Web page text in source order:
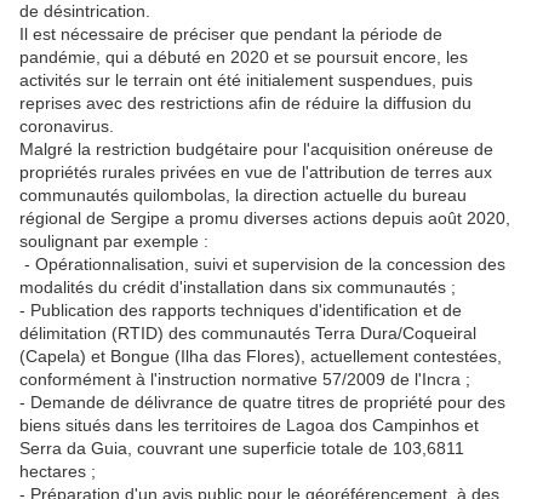
de désintrication.
Il est nécessaire de préciser que pendant la période de
pandémie, qui a débuté en 2020 et se poursuit encore, les
activités sur le terrain ont été initialement suspendues, puis
reprises avec des restrictions afin de réduire la diffusion du
coronavirus.
Malgré la restriction budgétaire pour l'acquisition onéreuse de
propriétés rurales privées en vue de l'attribution de terres aux
communautés quilombolas, la direction actuelle du bureau
régional de Sergipe a promu diverses actions depuis août 2020,
soulignant par exemple :
- Opérationnalisation, suivi et supervision de la concession des
modalités du crédit d'installation dans six communautés ;
- Publication des rapports techniques d'identification et de
délimitation (RTID) des communautés Terra Dura/Coqueiral
(Capela) et Bongue (Ilha das Flores), actuellement contestées,
conformément à l'instruction normative 57/2009 de l'Incra ;
- Demande de délivrance de quatre titres de propriété pour des
biens situés dans les territoires de Lagoa dos Campinhos et
Serra da Guia, couvrant une superficie totale de 103,6811
hectares ;
- Préparation d'un avis public pour le géoréférencement, à des